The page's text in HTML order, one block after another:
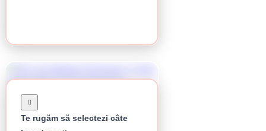
Te rugăm să selectezi câte